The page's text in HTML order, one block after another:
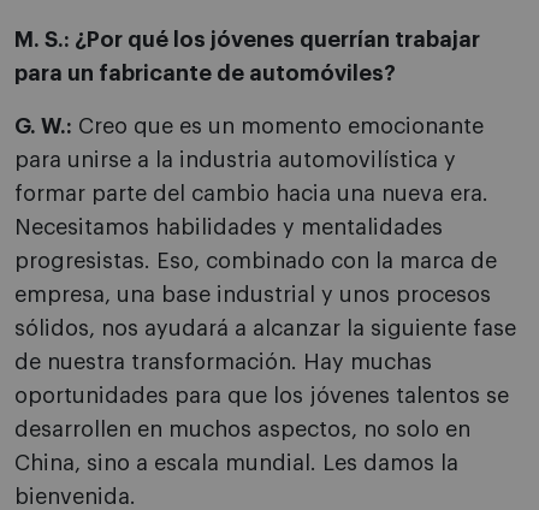
M. S.: ¿Por qué los jóvenes querrían trabajar
para un fabricante de automóviles?
G. W.: Creo que es un momento emocionante
para unirse a la industria automovilística y
formar parte del cambio hacia una nueva era.
Necesitamos habilidades y mentalidades
progresistas. Eso, combinado con la marca de
empresa, una base industrial y unos procesos
sólidos, nos ayudará a alcanzar la siguiente fase
de nuestra transformación. Hay muchas
oportunidades para que los jóvenes talentos se
desarrollen en muchos aspectos, no solo en
China, sino a escala mundial. Les damos la
bienvenida.